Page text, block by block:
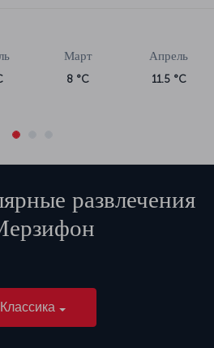
Март
8 °C
Апрель
11.5 °C
развлечения
Классика